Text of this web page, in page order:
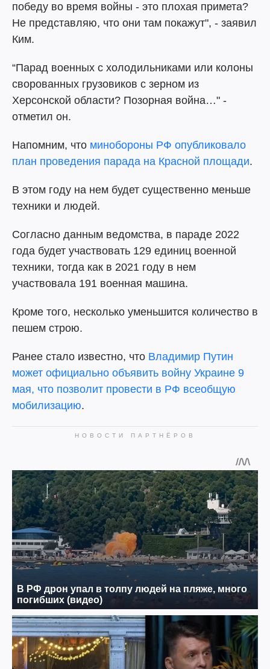
победу во время войны - это плохая примета?
Не представляю, что они там покажут", - заявил
Ким.
“Парад военных с холодильниками или колоны
сворованных грузовиков с зерном из
Херсонской области? Позорная война…" -
отметил он.
Напомним, что минобороны РФ опубликовало
план проведения парада на Красной площади.
В этом году на нем будет существенно меньше
техники и людей.
Согласно данным ведомства, в параде 2022
года будет участвовать 129 единиц военной
техники, тогда как в 2021 году в нем
участвовала 191 военная машина.
Кроме того, несколько уменьшится количество в
пешем строю.
Ранее стало известно, что Владимир Путин
может официально объявить войну Украине 9
мая, что позволит провести в РФ всеобщую
мобилизацию.